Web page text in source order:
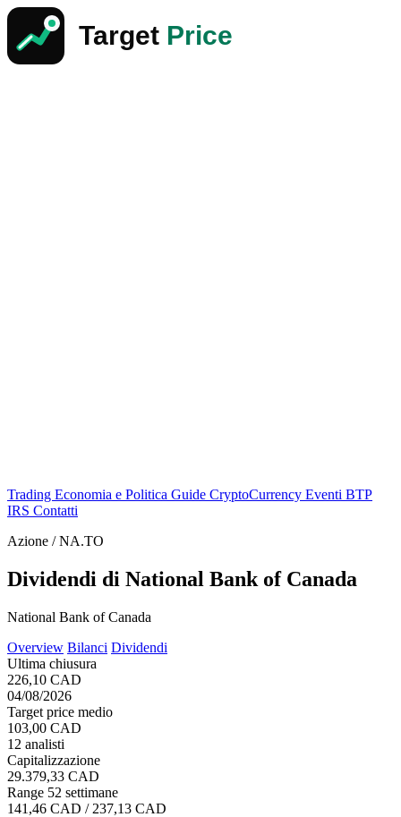
Trading Economia e Politica Guide CryptoCurrency Eventi BTP
IRS Contatti
Azione / NA.TO
Dividendi di National Bank of Canada
National Bank of Canada
Overview Bilanci Dividendi
Ultima chiusura
226,10 CAD
04/08/2026
Target price medio
103,00 CAD
12 analisti
Capitalizzazione
29.379,33 CAD
Range 52 settimane
141,46 CAD / 237,13 CAD